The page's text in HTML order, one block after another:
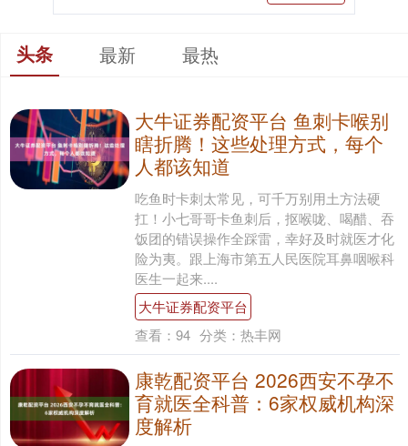
头条 最新 最热
大牛证券配资平台 鱼刺卡喉别
瞎折腾！这些处理方式，每个
人都该知道
吃鱼时卡刺太常见，可千万别用土方法硬
扛！小七哥哥卡鱼刺后，抠喉咙、喝醋、吞
饭团的错误操作全踩雷，幸好及时就医才化
险为夷。跟上海市第五人民医院耳鼻咽喉科
医生一起来....
大牛证券配资平台
查看： 94 分类： 热丰网
康乾配资平台 2026西安不孕不
育就医全科普：6家权威机构深
度解析